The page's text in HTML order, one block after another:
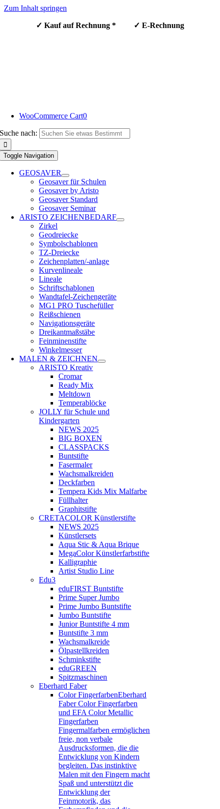
Zum Inhalt springen
✓ Kauf auf Rechnung * ✓ E-Rechnung
WooCommerce Cart0
Suche nach:
Toggle Navigation
GEOSAVER
Geosaver für Schulen
Geosaver by Aristo
Geosaver Standard
Geosaver Seminar
ARISTO ZEICHENBEDARF
Zirkel
Geodreiecke
Symbolschablonen
TZ-Dreiecke
Zeichenplatten/-anlage
Kurvenlineale
Lineale
Schriftschablonen
Wandtafel-Zeichengeräte
MG1 PRO Tuschefüller
Reißschienen
Navigationsgeräte
Dreikantmaßstäbe
Feinminenstifte
Winkelmesser
MALEN & ZEICHNEN
ARISTO Kreativ
Cromar
Ready Mix
Meltdown
Temperablöcke
JOLLY für Schule und
Kindergarten
NEWS 2025
BIG BOXEN
CLASSPACKS
Buntstifte
Fasermaler
Wachsmalkreiden
Deckfarben
Tempera Kids Mix Malfarbe
Füllhalter
Graphitstifte
CRETACOLOR Künstlerstifte
NEWS 2025
Künstlersets
Aqua Stic & Aqua Brique
MegaColor Künstlerfarbstifte
Kalligraphie
Artist Studio Line
Edu3
eduFIRST Buntstifte
Prime Super Jumbo
Prime Jumbo Buntstifte
Jumbo Buntstifte
Junior Buntstifte 4 mm
Buntstifte 3 mm
Wachsmalkreide
Ölpastellkreiden
Schminkstifte
eduGREEN
Spitzmaschinen
Eberhard Faber
Color FingerfarbenEberhard
Faber Color Fingerfarben
und EFA Color Metallic
Fingerfarben
Fingermalfarben ermöglichen
freie, non verbale
Ausdrucksformen, die die
Entwicklung von Kindern
begleiten. Das instinktive
Malen mit den Fingern macht
Spaß und unterstützt die
Entwicklung der
Feinmotorik, das